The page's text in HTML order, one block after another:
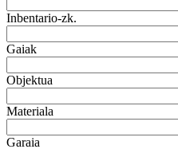
Inbentario-zk.
Gaiak
Objektua
Materiala
Garaia